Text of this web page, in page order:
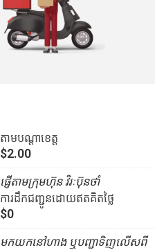
តាមបណ្ដាខេត្ត
$2.00
ផ្ញើតាមក្រុមហ៊ុន វិរៈប៊ុនថាំ
ការដឹកជញ្ជូនដោយឥតគិតថ្លៃ
$0
មកយកនៅហាង ឬបញ្ជាទិញលើសពី